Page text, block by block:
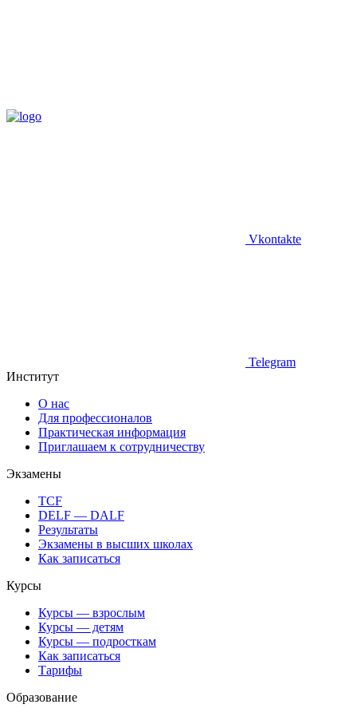
Vkontakte
Telegram
Институт
О нас
Для профессионалов
Практическая информация
Приглашаем к сотрудничеству
Экзамены
TCF
DELF — DALF
Результаты
Экзамены в высших школах
Как записаться
Курсы
Курсы — взрослым
Курсы — детям
Курсы — подросткам
Как записаться
Тарифы
Образование